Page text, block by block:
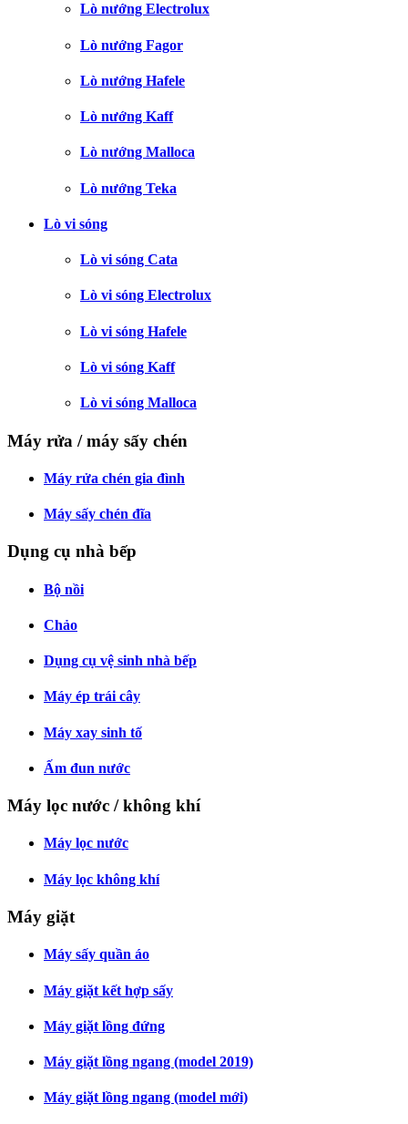
Lò nướng Electrolux
Lò nướng Fagor
Lò nướng Hafele
Lò nướng Kaff
Lò nướng Malloca
Lò nướng Teka
Lò vi sóng
Lò vi sóng Cata
Lò vi sóng Electrolux
Lò vi sóng Hafele
Lò vi sóng Kaff
Lò vi sóng Malloca
Máy rửa / máy sấy chén
Máy rửa chén gia đình
Máy sấy chén đĩa
Dụng cụ nhà bếp
Bộ nồi
Chảo
Dụng cụ vệ sinh nhà bếp
Máy ép trái cây
Máy xay sinh tố
Ấm đun nước
Máy lọc nước / không khí
Máy lọc nước
Máy lọc không khí
Máy giặt
Máy sấy quần áo
Máy giặt kết hợp sấy
Máy giặt lồng đứng
Máy giặt lồng ngang (model 2019)
Máy giặt lồng ngang (model mới)